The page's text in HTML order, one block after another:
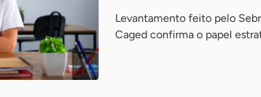
Levantamento feito pelo
Caged confirma o papel